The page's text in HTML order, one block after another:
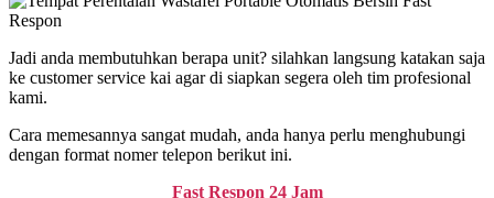
Jadi anda membutuhkan berapa unit? silahkan langsung katakan saja
ke customer service kai agar di siapkan segera oleh tim profesional
kami.
Cara memesannya sangat mudah, anda hanya perlu menghubungi
dengan format nomer telepon berikut ini.
Fast Respon 24 Jam